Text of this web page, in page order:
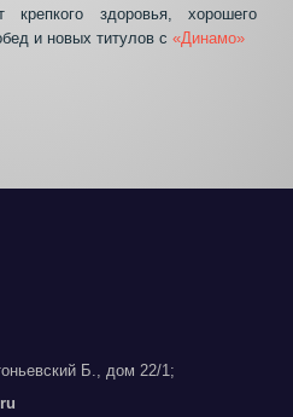
крепкого здоровья, хорошего
и новых титулов с «Динамо»
Б., дом 22/1;